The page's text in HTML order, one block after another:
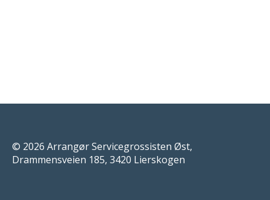
© 2026 Arrangør Servicegrossisten Øst,
Drammensveien 185, 3420 Lierskogen